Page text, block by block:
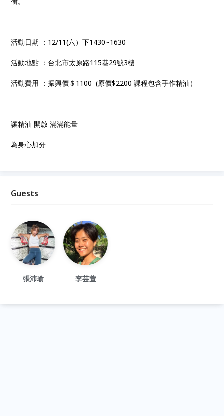
活動日期 ：12/11(六）下1430~1630
活動地點 ：台北市太原路115巷29號3樓
活動費用 ：振興價＄1100 (原價$2200 課程包含手作精油）
讓精油 開啟 滿滿能量
為身心加分
Guests
張沛瑜 李芸萱